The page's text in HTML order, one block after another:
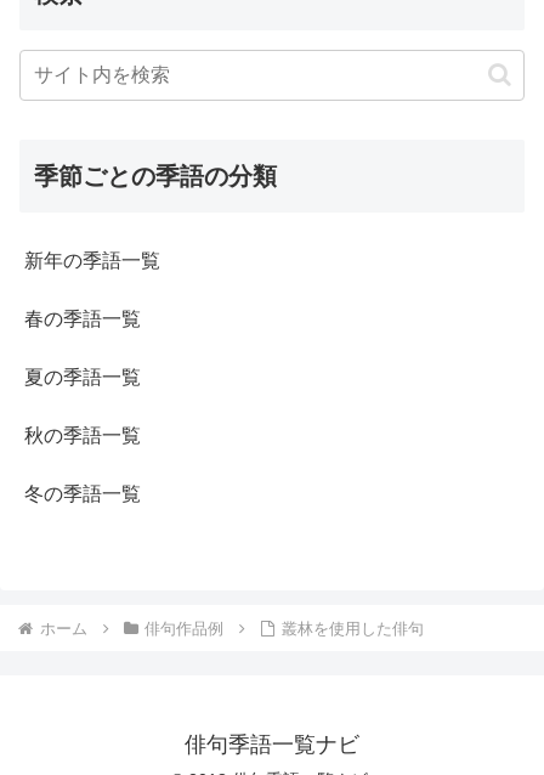
季節ごとの季語の分類
新年の季語一覧
春の季語一覧
夏の季語一覧
秋の季語一覧
冬の季語一覧
ホーム 俳句作品例 叢林を使用した俳句
俳句季語一覧ナビ